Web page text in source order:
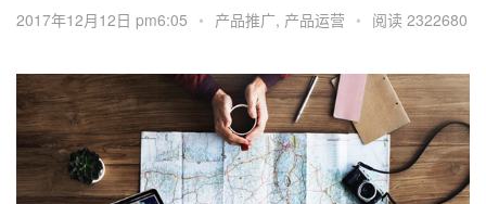
Tiktok Yahoo Bing
数据 拉新 活动 用户 游戏 海外
KOL 元宇宙 跨境 青瓜通
2017年12月12日 pm6:05 • 产品推广, 产品运营 • 阅读 2322680